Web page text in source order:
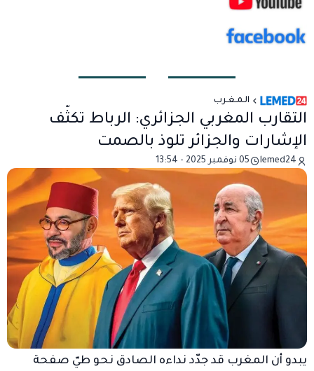
الـمـغـرب
التقارب المغربي الجزائري: الرباط تكثّف
الإشارات والجزائر تلوذ بالصمت
lemed24 05 نوفمبر 2025 - 13:54
يبدو أن المغرب قد جدّد نداءه الصادق نحو طيّ صفحة